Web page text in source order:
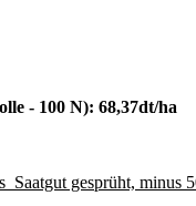
- 100 N): 68,37dt/ha
gesprüht,